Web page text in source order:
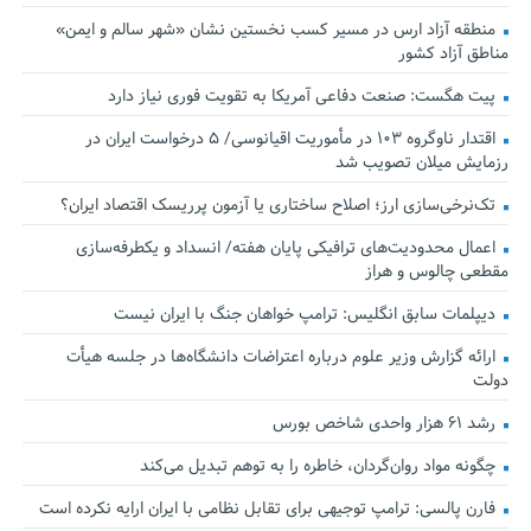
منطقه آزاد ارس در مسیر کسب نخستین نشان «شهر سالم و ایمن»
مناطق آزاد کشور
پیت هگست: صنعت دفاعی آمریکا به تقویت فوری نیاز دارد
اقتدار ناوگروه ۱۰۳ در مأموریت‌ اقیانوسی/ ۵ درخواست ایران در
رزمایش میلان تصویب شد
تک‌نرخی‌سازی ارز؛ اصلاح ساختاری یا آزمون پرریسک اقتصاد ایران؟
اعمال محدودیت‌های ترافیکی پایان هفته/ انسداد و یکطرفه‌سازی
مقطعی چالوس و هراز
دیپلمات سابق انگلیس:‌ ترامپ خواهان جنگ با ایران نیست
ارائه گزارش وزیر علوم درباره اعتراضات دانشگاه‌ها در جلسه هیأت
دولت
رشد ۶۱ هزار واحدی شاخص بورس
چگونه مواد روان‌گردان، خاطره را به توهم تبدیل می‌کند
فارن پالسی: ترامپ توجیهی برای تقابل نظامی با ایران ارایه نکرده است